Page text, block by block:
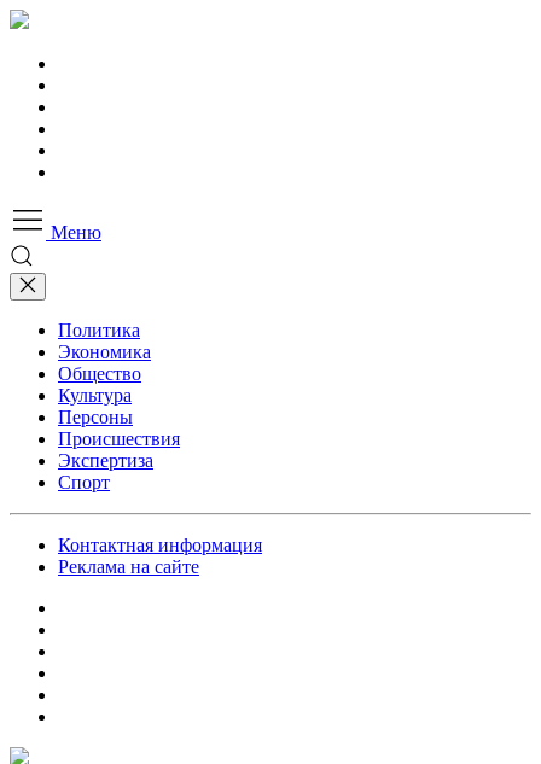
Меню
Политика
Экономика
Общество
Культура
Персоны
Происшествия
Экспертиза
Спорт
Контактная информация
Реклама на сайте